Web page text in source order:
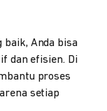
baik, Anda bisa
dan efisien. Di
proses
setiap